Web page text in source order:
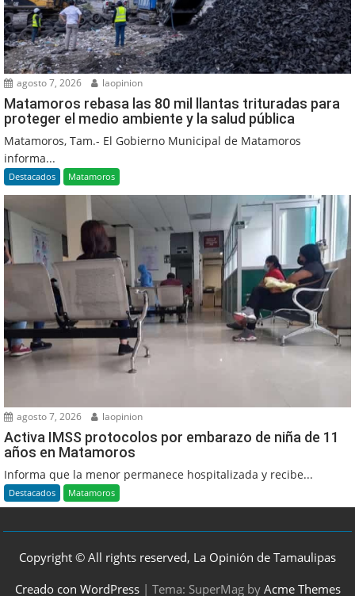
agosto 7, 2026 laopinion
Matamoros rebasa las 80 mil llantas trituradas para
proteger el medio ambiente y la salud pública
Matamoros, Tam.- El Gobierno Municipal de Matamoros
informa...
Destacados Matamoros
agosto 7, 2026 laopinion
Activa IMSS protocolos por embarazo de niña de 11
años en Matamoros
Informa que la menor permanece hospitalizada y recibe...
Destacados Matamoros
Copyright © All rights reserved, La Opinión de Tamaulipas
Creado con WordPress | Tema: SuperMag by Acme Themes